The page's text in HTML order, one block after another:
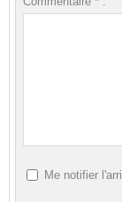
Me notifier